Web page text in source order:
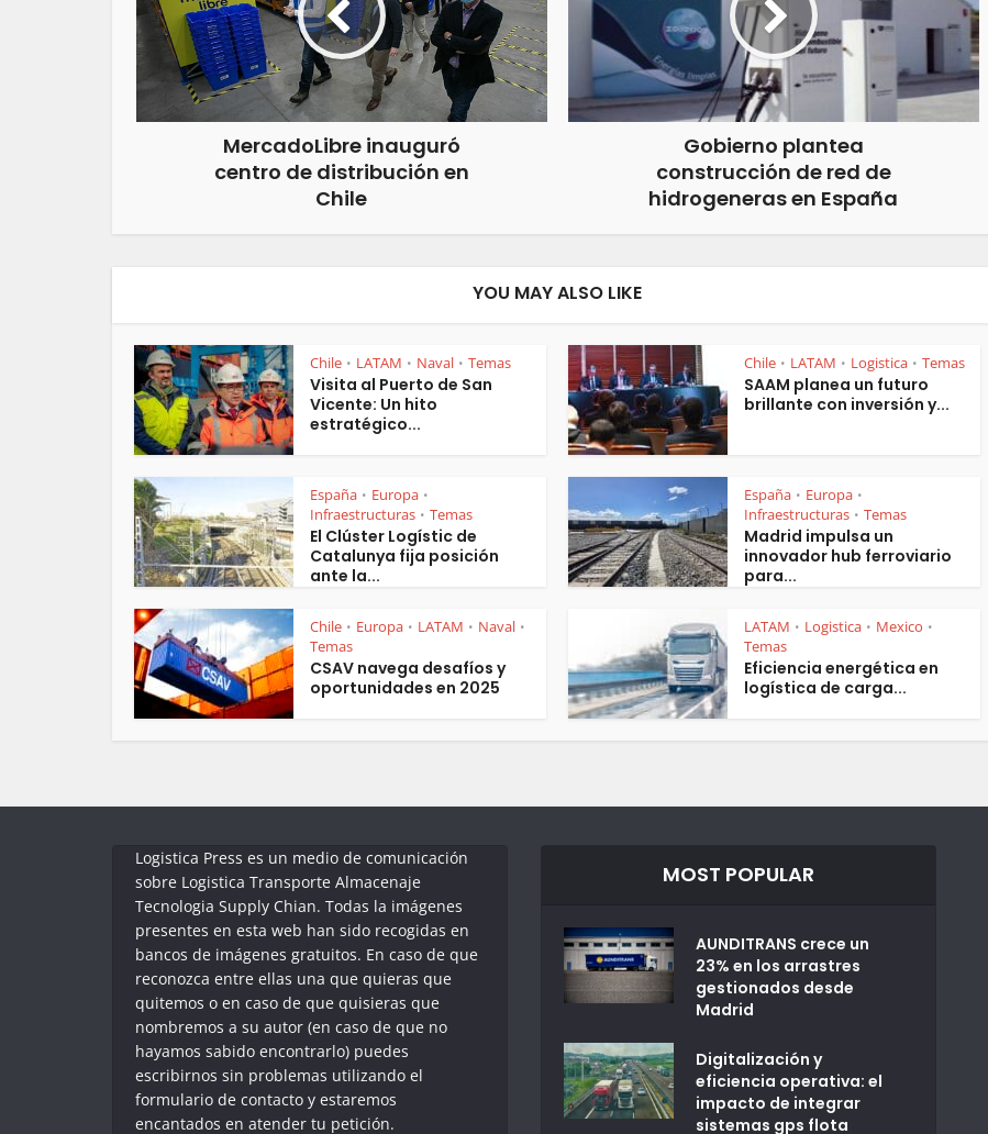
MercadoLibre inauguró
centro de distribución en
Chile
Gobierno plantea
construcción de red de
hidrogeneras en España
YOU MAY ALSO LIKE
Chile • LATAM • Naval • Temas
Visita al Puerto de San
Vicente: Un hito
estratégico...
Chile • LATAM • Logistica • Temas
SAAM planea un futuro
brillante con inversión y...
España • Europa •
Infraestructuras • Temas
El Clúster Logístic de
Catalunya fija posición
ante la...
España • Europa •
Infraestructuras • Temas
Madrid impulsa un
innovador hub ferroviario
para...
Chile • Europa • LATAM • Naval •
Temas
CSAV navega desafíos y
oportunidades en 2025
LATAM • Logistica • Mexico •
Temas
Eficiencia energética en
logística de carga...
Logistica Press es un medio de comunicación
sobre Logistica Transporte Almacenaje
Tecnologia Supply Chian. Todas la imágenes
presentes en esta web han sido recogidas en
bancos de imágenes gratuitos. En caso de que
reconozca entre ellas una que quieras que
quitemos o en caso de que quisieras que
nombremos a su autor (en caso de que no
hayamos sabido encontrarlo) puedes
escribirnos sin problemas utilizando el
formulario de contacto y estaremos
encantados en atender tu petición.
MOST POPULAR
AUNDITRANS crece un
23% en los arrastres
gestionados desde
Madrid
Digitalización y
eficiencia operativa: el
impacto de integrar
sistemas gps flota